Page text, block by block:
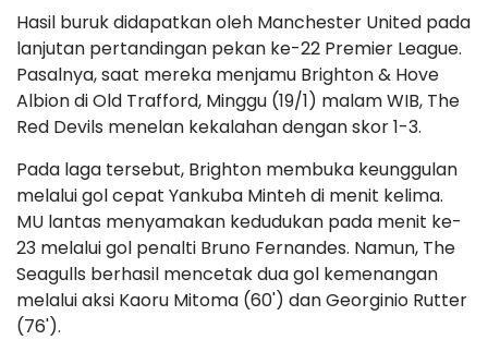
Hasil buruk didapatkan oleh Manchester United pada
lanjutan pertandingan pekan ke-22 Premier League.
Pasalnya, saat mereka menjamu Brighton & Hove
Albion di Old Trafford, Minggu (19/1) malam WIB, The
Red Devils menelan kekalahan dengan skor 1-3.
Pada laga tersebut, Brighton membuka keunggulan
melalui gol cepat Yankuba Minteh di menit kelima.
MU lantas menyamakan kedudukan pada menit ke-
23 melalui gol penalti Bruno Fernandes. Namun, The
Seagulls berhasil mencetak dua gol kemenangan
melalui aksi Kaoru Mitoma (60') dan Georginio Rutter
(76').